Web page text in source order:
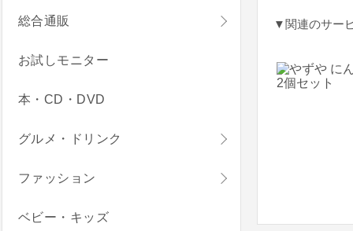
▼関連のサー
総合通販
お試しモニター
本・CD・DVD
グルメ・ドリンク
ファッション
ベビー・キッズ